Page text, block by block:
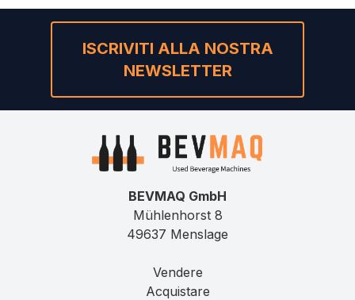
ISCRIVITI ALLA NOSTRA
NEWSLETTER
BEVMAQ GmbH
Mühlenhorst 8
49637 Menslage
Vendere
Acquistare